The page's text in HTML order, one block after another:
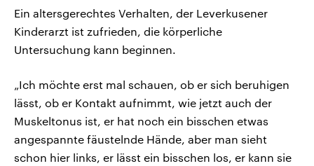
Ein altersgerechtes Verhalten, der Leverkusener
Kinderarzt ist zufrieden, die körperliche
Untersuchung kann beginnen.
„Ich möchte erst mal schauen, ob er sich beruhigen
lässt, ob er Kontakt aufnimmt, wie jetzt auch der
Muskeltonus ist, er hat noch ein bisschen etwas
angespannte fäustelnde Hände, aber man sieht
schon hier links, er lässt ein bisschen los, er kann sie